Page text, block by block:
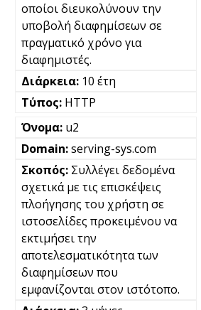
οποίοι διευκολύνουν την
υποβολή διαφημίσεων σε
πραγματικό χρόνο για
διαφημιστές.
10 έτη
HTTP
u2
serving-sys.com
Συλλέγει δεδομένα
σχετικά με τις επισκέψεις
πλοήγησης του χρήστη σε
ιστοσελίδες προκειμένου να
εκτιμήσει την
αποτελεσματικότητα των
διαφημίσεων που
εμφανίζονται στον ιστότοπο.